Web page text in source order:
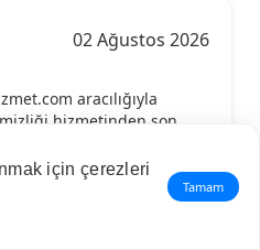
02 Ağustos 2026
aracılığıyla
hizmetinden son
hem güler yüzlü hem
detayları bile gözden
temizlediler. Evin her
mutfak ve banyodaki
için çerezleri
Tamam